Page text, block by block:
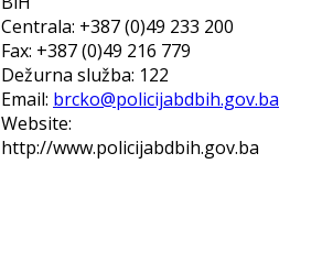
Centrala: +387 (0)49 233 200
Fax: +387 (0)49 216 779
Dežurna služba: 122
Email: brcko@policijabdbih.gov.ba
Website:
http://www.policijabdbih.gov.ba